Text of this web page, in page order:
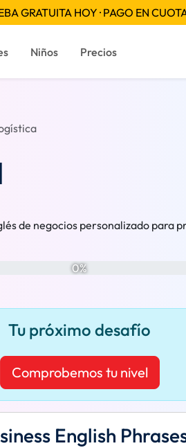
GRATUITA HOY · PAGO EN
Niños Precios
de negocios personalizado para
0%
Tu próximo desafío
Comprobemos tu nivel
English